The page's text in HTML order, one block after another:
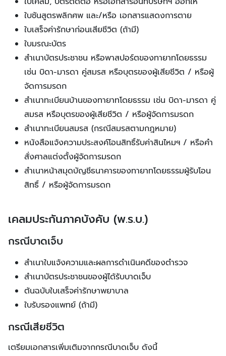
ใบชันสูตรพลิกศพ และ/หรือ เอกสารแสดงการตาย
ใบเสร็จค่ารักษาก่อนเสียชีวิต (ถ้ามี)
ใบมรณะบัตร
สำเนาบัตรประชาชน หรือพาสปอร์ตของทายาทโดยธรรม
เช่น บิดา-มารดา คู่สมรส หรือบุตรของผู้เสียชีวิต / หรือผู้
จัดการมรดก
สำเนาทะเบียนบ้านของทายาทโดยธรรม เช่น บิดา-มารดา คู่
สมรส หรือบุตรของผู้เสียชีวิต / หรือผู้จัดการมรดก
สำเนาทะเบียนสมรส (กรณีสมรสตามกฎหมาย)
หนังสือแจ้งความประสงค์โอนสิทธิ์รับค่าสินไหมฯ / หรือคำ
สั่งศาลแต่งตั้งผู้จัดการมรดก
สำเนาหน้าสมุดบัญชีธนาคารของทายาทโดยธรรมผู้รับโอน
สิทธิ์ / หรือผู้จัดการมรดก
เคลมประกันภาคบังคับ (พ.ร.บ.)
กรณีบาดเจ็บ
สำเนาใบแจ้งความและผลการดำเนินคดีของตำรวจ
สำเนาบัตรประชาชนของผู้ได้รับบาดเจ็บ
ต้นฉบับใบเสร็จค่ารักษาพยาบาล
ใบรับรองแพทย์ (ถ้ามี)
กรณีเสียชีวิต
เตรียมเอกสารเพิ่มเติมจากกรณีบาดเจ็บ ดังนี้